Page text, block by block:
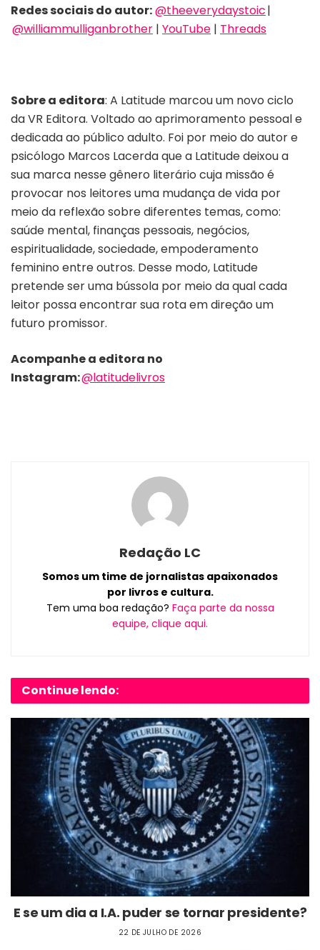
Redes sociais do autor:@theeverydaystoic|
@williammulliganbrother | YouTube | Threads
Sobre a editora: A Latitude marcou um novo ciclo
da VR Editora. Voltado ao aprimoramento pessoal e
dedicada ao público adulto. Foi por meio do autor e
psicólogo Marcos Lacerda que a Latitude deixou a
sua marca nesse gênero literário cuja missão é
provocar nos leitores uma mudança de vida por
meio da reflexão sobre diferentes temas, como:
saúde mental, finanças pessoais, negócios,
espiritualidade, sociedade, empoderamento
feminino entre outros. Desse modo, Latitude
pretende ser uma bússola por meio da qual cada
leitor possa encontrar sua rota em direção um
futuro promissor.
Acompanhe a editora no
Instagram:@latitudelivros
Redação LC
Somos um time de jornalistas apaixonados
por livros e cultura.
Tem uma boa redação? Faça parte da nossa
equipe, clique aqui.
Continue lendo:
E se um dia a I.A. puder se tornar presidente?
22 DE JULHO DE 2026